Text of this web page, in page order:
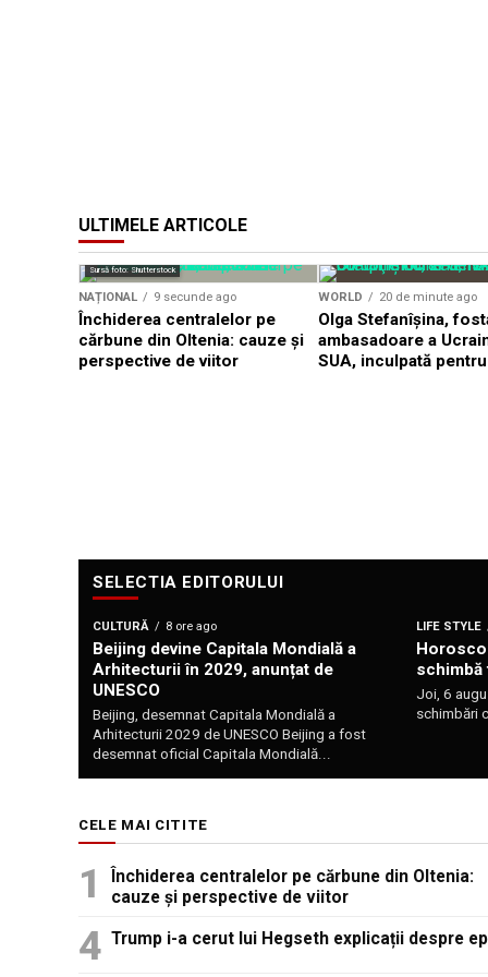
ULTIMELE ARTICOLE
Sursă foto: Shutterstock
NAȚIONAL 9 secunde ago
Închiderea centralelor pe
cărbune din Oltenia: cauze și
perspective de viitor
WORLD 20 de minute ago
Olga Stefanîşina,
ambasadoare a
SUA, inculpată
SELECTIA EDITORULUI
CULTURĂ 8 ore ago
Beijing devine Capitala Mondială a
Arhitecturii în 2029, anunțat de
UNESCO
Beijing, desemnat Capitala Mondială a
Arhitecturii 2029 de UNESCO Beijing a fost
desemnat oficial Capitala Mondială...
LIFE STYLE
schimbă
Joi, 6
schimbări
CELE MAI CITITE
Închiderea centralelor pe cărbune din Oltenia:
cauze și perspective de viitor
Trump i-a cerut lui Hegseth explicații despre